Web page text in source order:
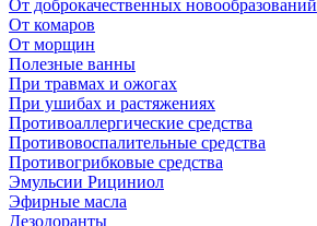
От доброкачественных новообразований
От комаров
От морщин
Полезные ванны
При травмах и ожогах
При ушибах и растяжениях
Противоаллергические средства
Противовоспалительные средства
Противогрибковые средства
Эмульсии Рициниол
Эфирные масла
Дезодоранты